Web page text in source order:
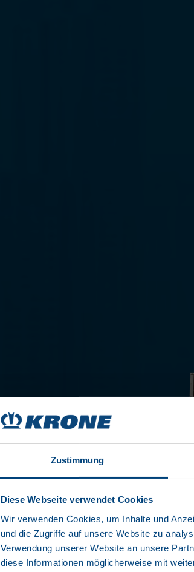
Zustimmung
Diese Webseite verwendet Cookies
Wir verwenden Cookies, um Inhalte und
und die Zugriffe auf unsere Website zu
Verwendung unserer Website an unsere
diese Informationen möglicherweise mit